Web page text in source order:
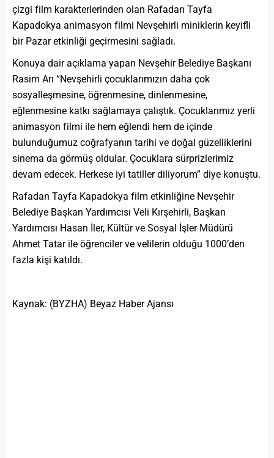
çizgi film karakterlerinden olan Rafadan Tayfa
Kapadokya animasyon filmi Nevşehirli miniklerin keyifli
bir Pazar etkinliği geçirmesini sağladı.
Konuya dair açıklama yapan Nevşehir Belediye Başkanı
Rasim Arı “Nevşehirli çocuklarımızın daha çok
sosyalleşmesine, öğrenmesine, dinlenmesine,
eğlenmesine katkı sağlamaya çalıştık. Çocuklarımız yerli
animasyon filmi ile hem eğlendi hem de içinde
bulunduğumuz coğrafyanın tarihi ve doğal güzelliklerini
sinema da görmüş oldular. Çocuklara sürprizlerimiz
devam edecek. Herkese iyi tatiller diliyorum” diye konuştu.
Rafadan Tayfa Kapadokya film etkinliğine Nevşehir
Belediye Başkan Yardımcısı Veli Kırşehirli, Başkan
Yardımcısı Hasan İler, Kültür ve Sosyal İşler Müdürü
Ahmet Tatar ile öğrenciler ve velilerin olduğu 1000’den
fazla kişi katıldı.
Kaynak: (BYZHA) Beyaz Haber Ajansı